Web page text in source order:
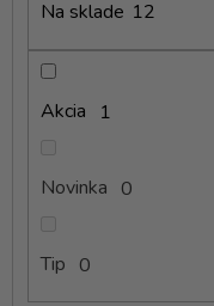
Na sklade 12
Akcia 1
Novinka 0
Tip 0